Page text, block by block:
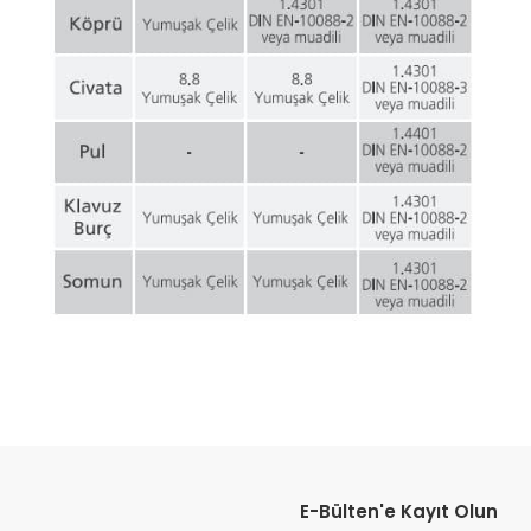
Ürün resmi kalitesiz, bozuk veya görüntülenemiyor.
E-Bülten'e Kayıt Olun